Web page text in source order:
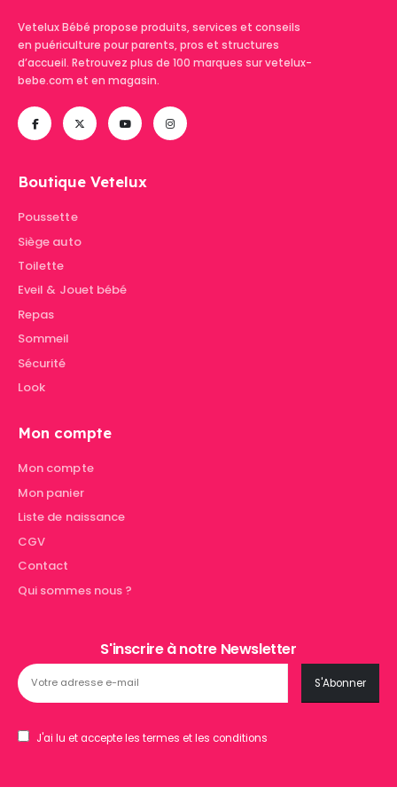
Vetelux Bébé propose produits, services et conseils
en puériculture pour parents, pros et structures
d’accueil. Retrouvez plus de 100 marques sur vetelux-
bebe.com et en magasin.
Boutique Vetelux
Poussette
Siège auto
Toilette
Eveil & Jouet bébé
Repas
Sommeil
Sécurité
Look
Mon compte
Mon compte
Mon panier
Liste de naissance
CGV
Contact
Qui sommes nous ?
S'inscrire à notre Newsletter
J'ai lu et accepte les termes et les conditions